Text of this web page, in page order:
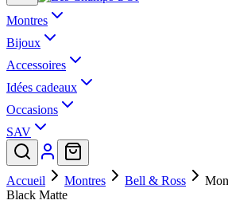
Montres
Bijoux
Accessoires
Idées cadeaux
Occasions
SAV
Accueil Montres Bell & Ross
Black Matte